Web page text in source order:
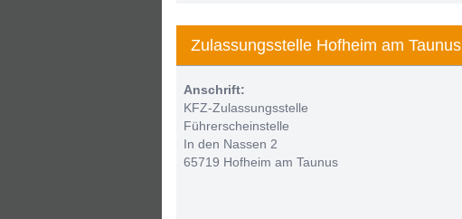
Zulassungsstelle Hofheim am Taunus
Anschrift:
KFZ-Zulassungsstelle
Führerscheinstelle
In den Nassen 2
65719 Hofheim am Taunus